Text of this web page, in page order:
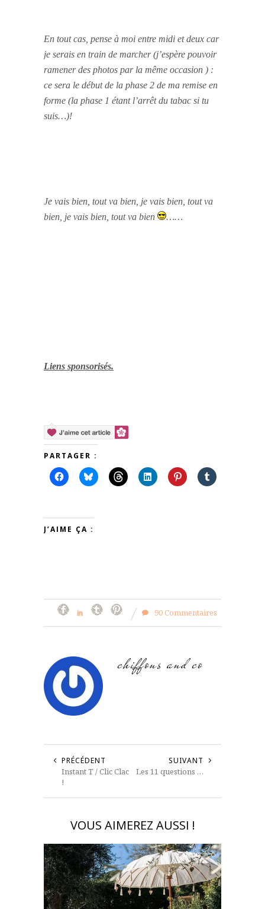
En tout cas, pense à moi entre midi et deux car
je serais en train de marcher (j’espère pouvoir
ramener des photos par la même occasion ) :
ce sera le début de la phase 2 de ma remise en
forme (la phase 1 étant l’arrêt du tabac si tu
suis…)!
Je vais bien, tout va bien, je vais bien, tout va
bien, je vais bien, tout va bien
……
Liens sponsorisés.
PARTAGER :
J’AIME ÇA :
90 Commentaires
chiffons and co
PRÉCÉDENT
Instant T / Clic Clac
!
SUIVANT
Les 11 questions …
VOUS AIMEREZ AUSSI !